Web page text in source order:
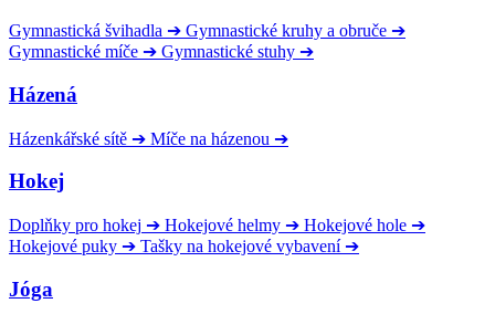
Gymnastická švihadla ➔ Gymnastické kruhy a obruče ➔
Gymnastické míče ➔ Gymnastické stuhy ➔
Házená
Házenkářské sítě ➔ Míče na házenou ➔
Hokej
Doplňky pro hokej ➔ Hokejové helmy ➔ Hokejové hole ➔
Hokejové puky ➔ Tašky na hokejové vybavení ➔
Jóga